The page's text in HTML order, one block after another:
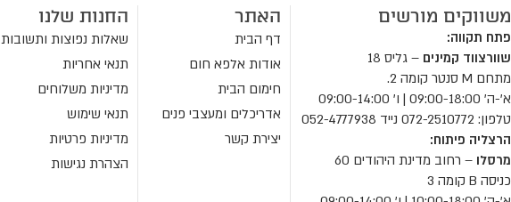
משווקים מורשים
פתח תקווה:
שוורצווד קמינים – גליס 18
מתחם M סנטר קומה 2.
א'-ה' 09:00-18:00 | ו' 09:00-14:00
טלפון: 072-2510772 נייד 052-4777938
הרצליה פיתוח:
מרסלו – רחוב מדינת היהודים 60
כניסה B קומה 3
האתר
דף הבית
אודות אלפא חום
חימום הבית
אדריכלים ומעצבי פנים
יצירת קשר
החנות שלנו
שאלות נפוצות ותשובות
תנאי אחריות
מדיניות משלוחים
תנאי שימוש
מדיניות פרטיות
הצהרת נגישות